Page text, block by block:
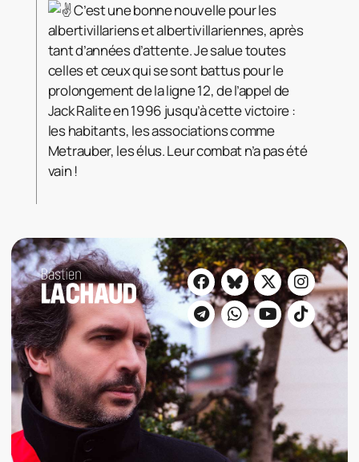
C’est une bonne nouvelle pour les
albertivillariens et albertivillariennes, après
tant d’années d’attente. Je salue toutes
celles et ceux qui se sont battus pour le
prolongement de la ligne 12, de l’appel de
Jack Ralite en 1996 jusqu’à cette victoire :
les habitants, les associations comme
Metrauber, les élus. Leur combat n’a pas été
vain !